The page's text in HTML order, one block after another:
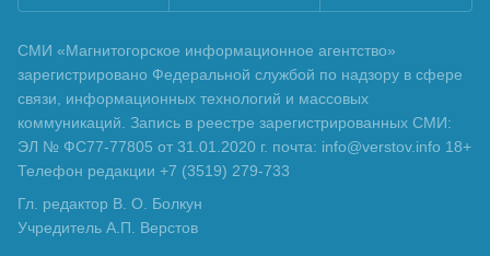
СМИ «Магнитогорское информационное агентство»
зарегистрировано Федеральной службой по надзору в сфере
связи, информационных технологий и массовых
коммуникаций. Запись в реестре зарегистрированных СМИ:
ЭЛ № ФС77-77805 от 31.01.2020 г. почта: info@verstov.info 18+
Телефон редакции +7 (3519) 279-733
Гл. редактор В. О. Болкун
Учредитель А.П. Верстов